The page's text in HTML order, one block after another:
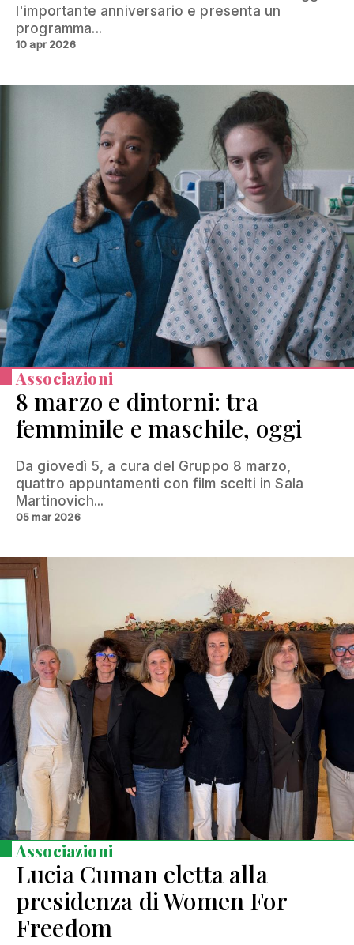
l'importante anniversario e presenta un
programma...
10 apr 2026
Associazioni
8 marzo e dintorni: tra
femminile e maschile, oggi
Da giovedì 5, a cura del Gruppo 8 marzo,
quattro appuntamenti con film scelti in Sala
Martinovich...
05 mar 2026
Associazioni
Lucia Cuman eletta alla
presidenza di Women For
Freedom